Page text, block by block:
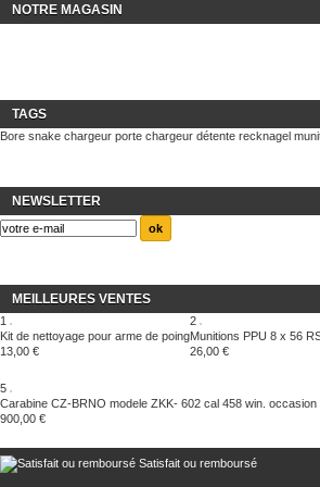
NOTRE MAGASIN
TAGS
Bore snake chargeur porte chargeur détente recknagel
NEWSLETTER
MEILLEURES VENTES
1
Kit de nettoyage pour arme de poing
13,00 €
2
Munitions PPU 8 x 56
26,00 €
5
Carabine CZ-BRNO modele ZKK- 602 cal 458 win. occasion
900,00 €
Satisfait ou remboursé